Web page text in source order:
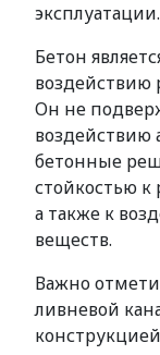
эксплуатации.
Бетон
воздействию
Он не
воздействию
бетонные
стойкостью
а также к
веществ.
Важно
ливневой